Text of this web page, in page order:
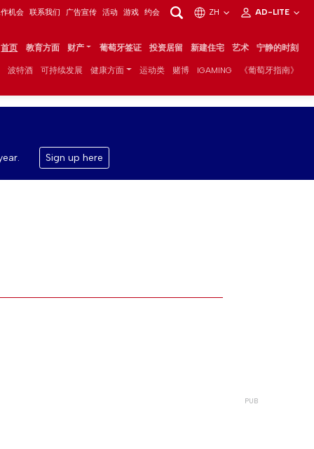
机会 联系我们 广告宣传 活动 游戏 约会 ZH AD-LITE
首页 教育方面 财产 葡萄牙签证 投资居留 新建住宅 艺术 宁静的时刻
波特酒 可持续发展 健康方面 运动类 赌博 IGAMING 《葡萄牙指南》
Sign up here